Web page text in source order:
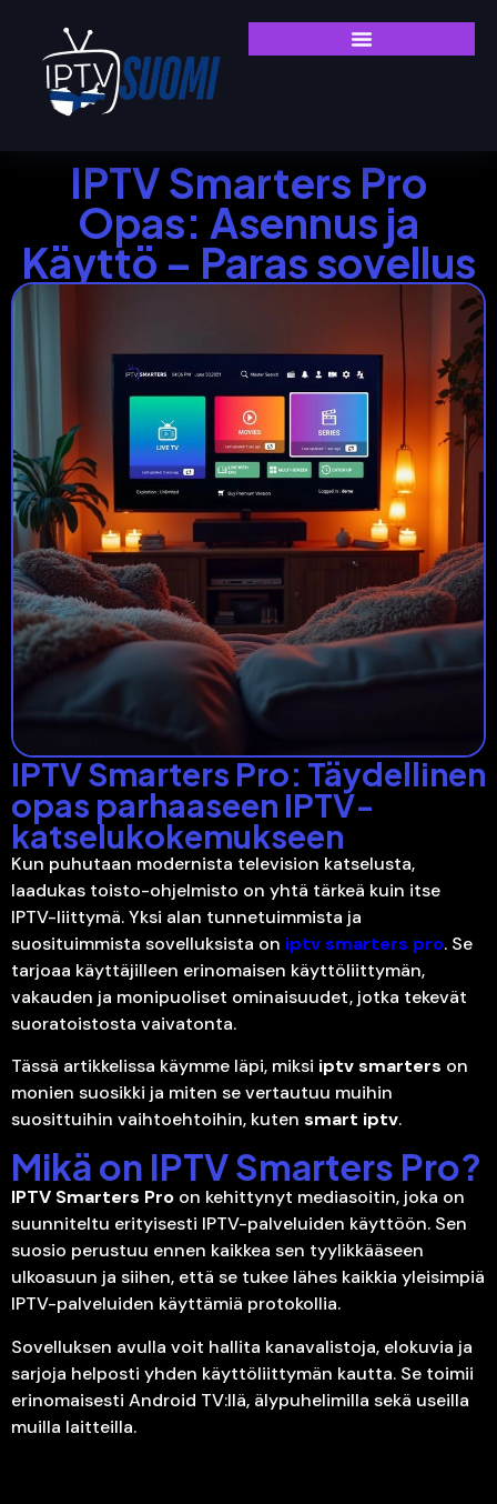
IPTV Smarters Pro
Opas: Asennus ja
Käyttö – Paras sovellus
IPTV Smarters Pro: Täydellinen
opas parhaaseen IPTV-
katselukokemukseen
Kun puhutaan modernista television katselusta,
laadukas toisto-ohjelmisto on yhtä tärkeä kuin itse
IPTV-liittymä. Yksi alan tunnetuimmista ja
suosituimmista sovelluksista on iptv smarters pro. Se
tarjoaa käyttäjilleen erinomaisen käyttöliittymän,
vakauden ja monipuoliset ominaisuudet, jotka tekevät
suoratoistosta vaivatonta.
Tässä artikkelissa käymme läpi, miksi iptv smarters on
monien suosikki ja miten se vertautuu muihin
suosittuihin vaihtoehtoihin, kuten smart iptv.
Mikä on IPTV Smarters Pro?
IPTV Smarters Pro on kehittynyt mediasoitin, joka on
suunniteltu erityisesti IPTV-palveluiden käyttöön. Sen
suosio perustuu ennen kaikkea sen tyylikkääseen
ulkoasuun ja siihen, että se tukee lähes kaikkia yleisimpiä
IPTV-palveluiden käyttämiä protokollia.
Sovelluksen avulla voit hallita kanavalistoja, elokuvia ja
sarjoja helposti yhden käyttöliittymän kautta. Se toimii
erinomaisesti Android TV:llä, älypuhelimilla sekä useilla
muilla laitteilla.